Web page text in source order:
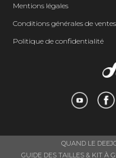
Mentions légales
Conditions générales de ventes
Politique de confidentialité
QUAND LE
GUIDE DES TAILLES & KIT À